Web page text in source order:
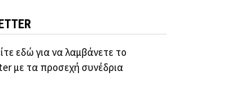
εδώ για να λαμβάνετε το
με τα προσεχή συνέδρια